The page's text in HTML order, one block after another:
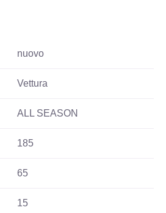
nuovo
Vettura
ALL SEASON
185
65
15